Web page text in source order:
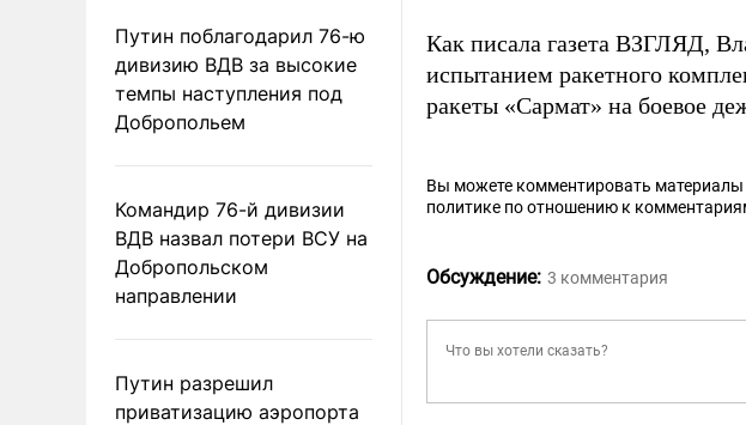
Путин поблагодарил 76-ю
дивизию ВДВ за высокие
темпы наступления под
Добропольем
Командир 76-й дивизии
ВДВ назвал потери ВСУ на
Добропольском
направлении
Путин разрешил
приватизацию аэропорта
Как писала газета ВЗГЛЯД,
испытанием ракетного
ракеты «Сармат» на боевое
Вы можете комментировать
политике по отношению к
Обсуждение: 3 комментария